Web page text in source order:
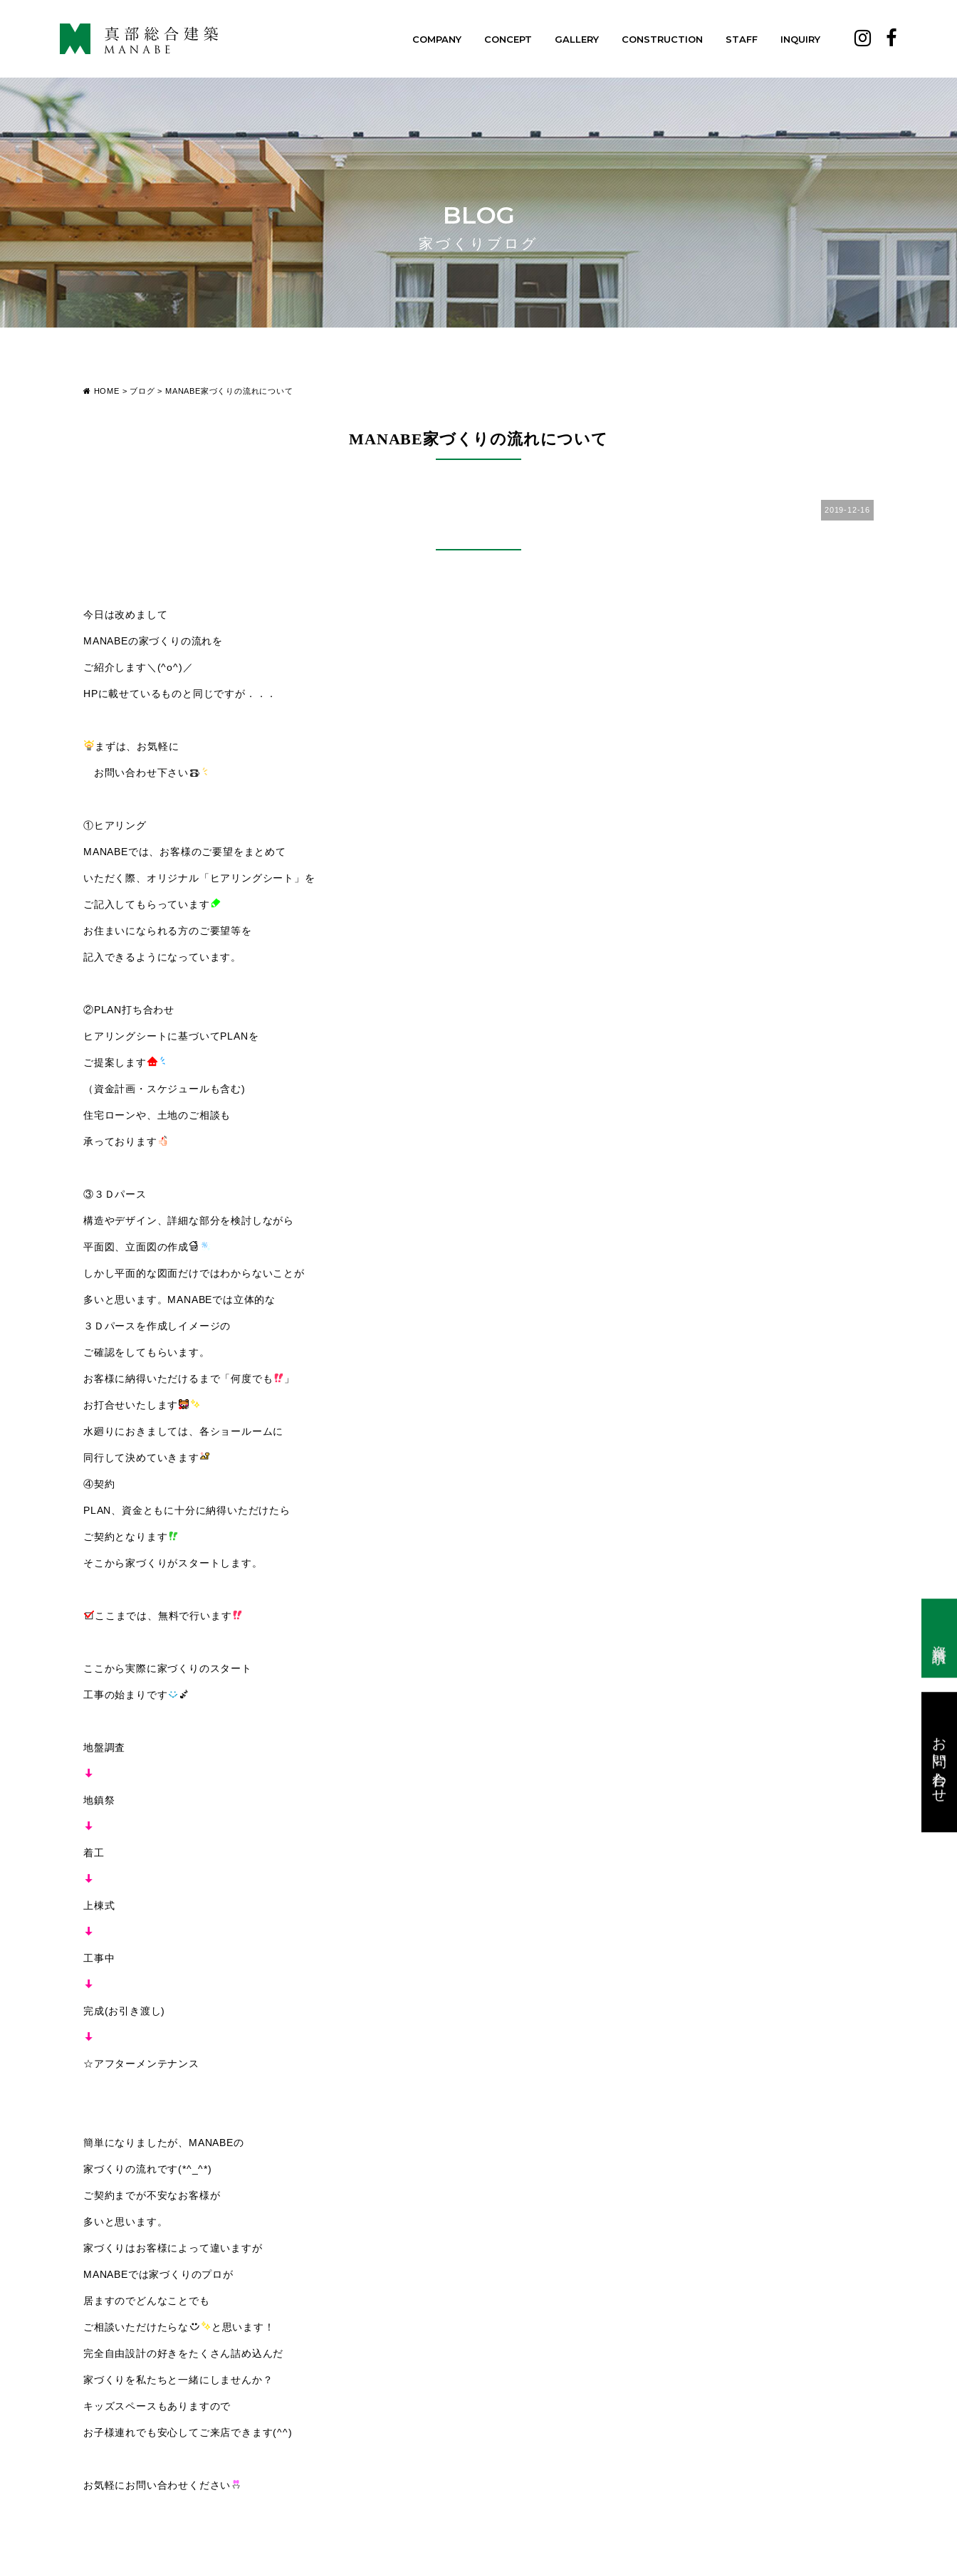
COMPANY CONCEPT GALLERY CONSTRUCTION STAFF INQUIRY
BLOG
家づくりブログ
HOME > ブログ >MANABE家づくりの流れについて
MANABE家づくりの流れについて
2019-12-16
今日は改めまして
MANABEの家づくりの流れを
ご紹介します＼(^o^)／
HPに載せているものと同じですが．．．
まずは、お気軽に
お問い合わせ下さい
①ヒアリング
MANABEでは、お客様のご要望をまとめて
いただく際、オリジナル「ヒアリングシート」を
ご記入してもらっています
お住まいになられる方のご要望等を
記入できるようになっています。
②PLAN打ち合わせ
ヒアリングシートに基づいてPLANを
ご提案します
（資金計画・スケジュールも含む)
住宅ローンや、土地のご相談も
承っております
③３Ｄパース
構造やデザイン、詳細な部分を検討しながら
平面図、立面図の作成
しかし平面的な図面だけではわからないことが
多いと思います。MANABEでは立体的な
３Ｄパースを作成しイメージの
ご確認をしてもらいます。
お客様に納得いただけるまで「何度でも 」
お打合せいたします
水廻りにおきましては、各ショールームに
同行して決めていきます
④契約
PLAN、資金ともに十分に納得いただけたら
ご契約となります
そこから家づくりがスタートします。
ここまでは、無料で行います
ここから実際に家づくりのスタート
工事の始まりです
地盤調査
地鎮祭
着工
上棟式
工事中
完成(お引き渡し)
☆アフターメンテナンス
簡単になりましたが、MANABEの
家づくりの流れです(*^_^*)
ご契約までが不安なお客様が
多いと思います。
家づくりはお客様によって違いますが
MANABEでは家づくりのプロが
居ますのでどんなことでも
ご相談いただけたらな と思います！
完全自由設計の好きをたくさん詰め込んだ
家づくりを私たちと一緒にしませんか？
キッズスペースもありますので
お子様連れでも安心してご来店できます(^^)
お気軽にお問い合わせください
お問い合わせ